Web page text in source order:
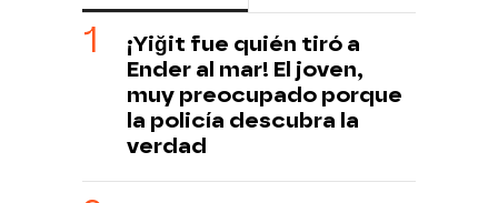
¡Yiğit fue quién tiró a
Ender al mar! El joven,
muy preocupado porque
la policía descubra la
verdad